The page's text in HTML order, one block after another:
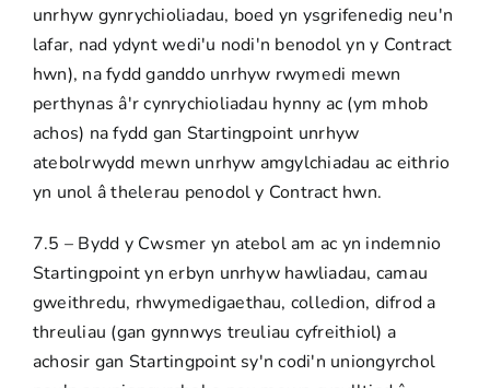
unrhyw gynrychioliadau, boed yn ysgrifenedig neu'n
lafar, nad ydynt wedi'u nodi'n benodol yn y Contract
hwn), na fydd ganddo unrhyw rwymedi mewn
perthynas â'r cynrychioliadau hynny ac (ym mhob
achos) na fydd gan Startingpoint unrhyw
atebolrwydd mewn unrhyw amgylchiadau ac eithrio
yn unol â thelerau penodol y Contract hwn.
7.5 – Bydd y Cwsmer yn atebol am ac yn indemnio
Startingpoint yn erbyn unrhyw hawliadau, camau
gweithredu, rhwymedigaethau, colledion, difrod a
threuliau (gan gynnwys treuliau cyfreithiol) a
achosir gan Startingpoint sy'n codi'n uniongyrchol